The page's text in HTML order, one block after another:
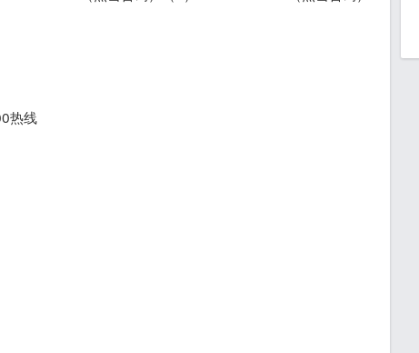
热线